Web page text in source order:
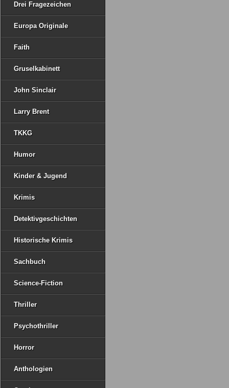
Drei Fragezeichen
Europa Originale
Faith
Gruselkabinett
John Sinclair
Larry Brent
TKKG
Humor
Kinder & Jugend
Krimis
Detektivgeschichten
Historische Krimis
Sachbuch
Science-Fiction
Thriller
Psychothriller
Horror
Anthologien